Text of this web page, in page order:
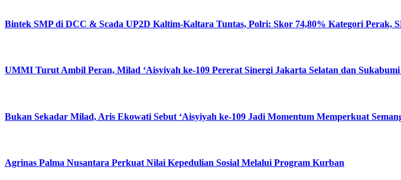
Bintek SMP di DCC & Scada UP2D Kaltim-Kaltara Tuntas, Polri: Skor 74,80% Kategori Perak,
UMMI Turut Ambil Peran, Milad ‘Aisyiyah ke-109 Pererat Sinergi Jakarta Selatan dan
Bukan Sekadar Milad, Aris Ekowati Sebut ‘Aisyiyah ke-109 Jadi Momentum Memperkuat
Agrinas Palma Nusantara Perkuat Nilai Kepedulian Sosial Melalui Program Kurban